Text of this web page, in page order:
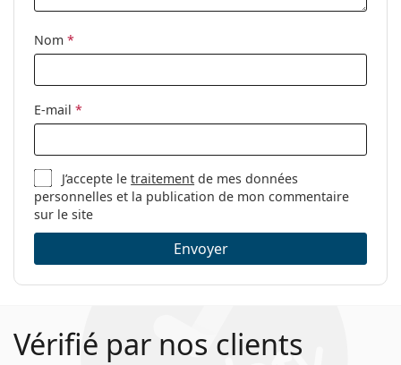
nettoyage:
Oui
Catégorie:
Lunettes de vue
Marque:
Lentiamo
Code:
Nom *
E-mail *
J’accepte letraitement de mes données
personnelles et la publication de mon commentaire
sur le site
Envoyer
Vérifié par nos clients